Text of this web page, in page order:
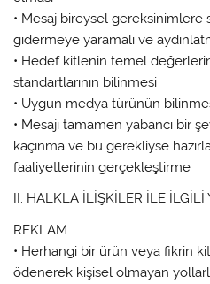
• Mesaj bireysel gereksinimlere
gidermeye yaramalı ve
• Hedef kitlenin temel
standartlarının bilinmesi
• Uygun medya türünün
• Mesajı tamamen yabancı bir
kaçınma ve bu gerekliyse
faaliyetlerinin gerçekleştirme
II. HALKLA İLİŞKİLER İLE İLGİLİ
REKLAM
• Herhangi bir ürün veya fikrin
ödenerek kişisel olmayan yollarla